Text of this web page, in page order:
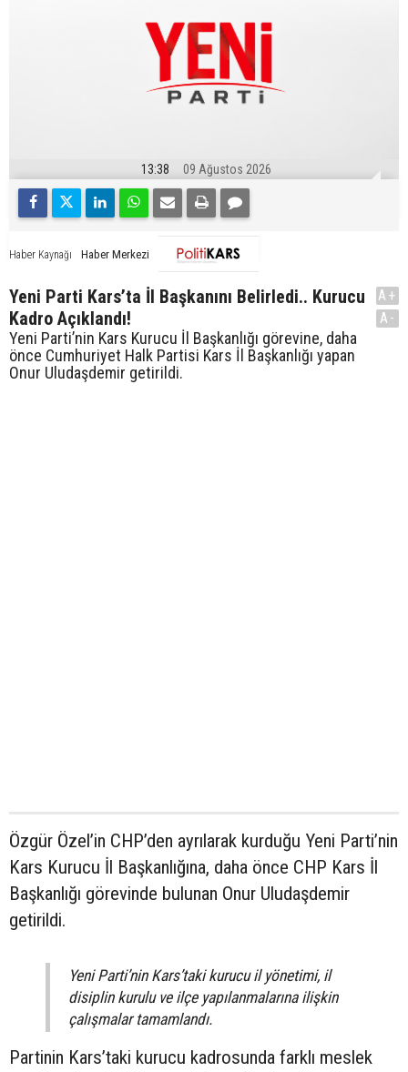
13:38 09 Ağustos 2026
Haber Kaynağı Haber Merkezi
Yeni Parti Kars’ta İl Başkanını Belirledi.. Kurucu
Kadro Açıklandı!
Yeni Parti’nin Kars Kurucu İl Başkanlığı görevine, daha
önce Cumhuriyet Halk Partisi Kars İl Başkanlığı yapan
Onur Uludaşdemir getirildi.
A+
A-
Özgür Özel’in CHP’den ayrılarak kurduğu Yeni Parti’nin
Kars Kurucu İl Başkanlığına, daha önce CHP Kars İl
Başkanlığı görevinde bulunan Onur Uludaşdemir
getirildi.
Yeni Parti’nin Kars’taki kurucu il yönetimi, il
disiplin kurulu ve ilçe yapılanmalarına ilişkin
çalışmalar tamamlandı.
Partinin Kars’taki kurucu kadrosunda farklı meslek